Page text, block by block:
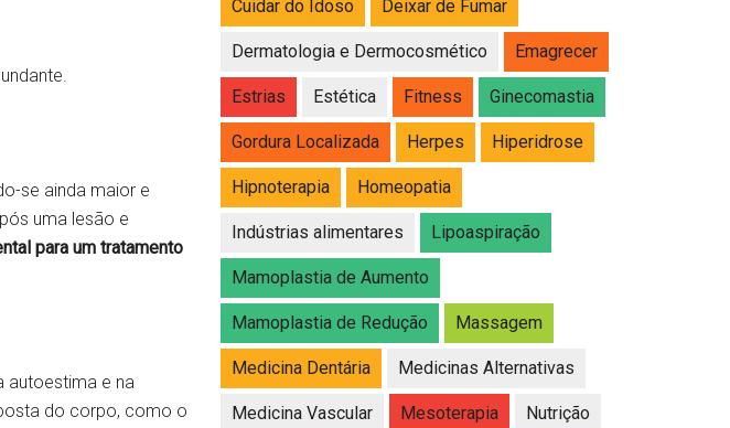
se ainda maior e
uma lesão e
para um tratamento
autoestima e na
do corpo, como o
Cuidar do Idoso Deixar de Fumar
Dermatologia e Dermocosmético Emagrecer
Estrias Estética Fitness Ginecomastia
Gordura Localizada Herpes Hiperidrose
Hipnoterapia Homeopatia
Indústrias alimentares Lipoaspiração
Mamoplastia de Aumento
Mamoplastia de Redução Massagem
Medicina Dentária Medicinas Alternativas
Medicina Vascular Mesoterapia Nutrição